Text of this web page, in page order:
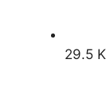
29.5 K